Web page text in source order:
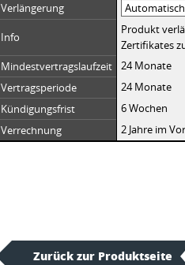
Verlängerung
Info
Produkt
Zertifikates
Mindestvertragslaufzeit
24 Monate
Vertragsperiode
24 Monate
Kündigungsfrist
6 Wochen
Verrechnung
2 Jahre im
Zurück zur Produktseite